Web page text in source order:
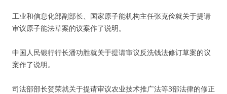
工业和信息化部副部长、国家原子能机构主任张克俭就关于提请
审议原子能法草案的议案作了说明。
中国人民银行行长潘功胜就关于提请审议反洗钱法修订草案的议
案作了说明。
司法部部长贺荣就关于提请审议农业技术推广法等3部法律的修正